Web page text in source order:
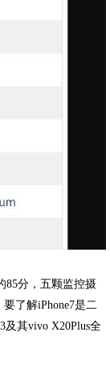
85分，五颗监控摄
了解iPhone7是二
及其vivo X20Plus全